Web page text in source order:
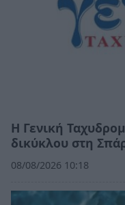
Η Γενική
δικύκλου στη
08/08/2026 10:18